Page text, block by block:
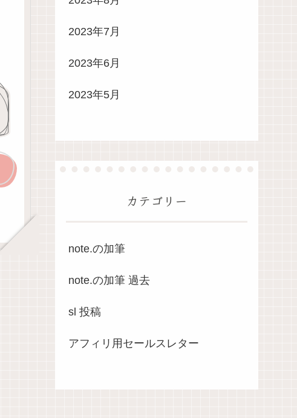
2023年7月
2023年6月
2023年5月
カテゴリー
note.の加筆
note.の加筆 過去
sl 投稿
アフィリ用セールスレター